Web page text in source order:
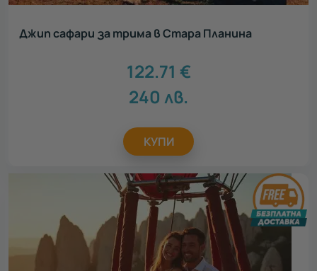
Джип сафари за трима в Стара Планина
122.71 €
240 лв.
КУПИ